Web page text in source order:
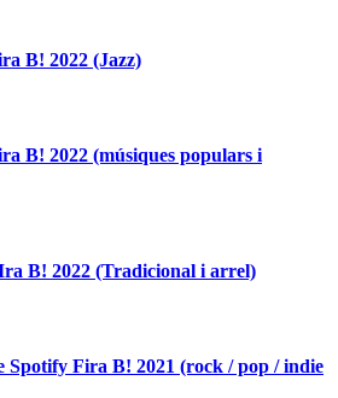
B! 2022 (Jazz)
B! 2022 (músiques populars i
B! 2022 (Tradicional i arrel)
Spotify Fira B! 2021 (rock / pop / indie